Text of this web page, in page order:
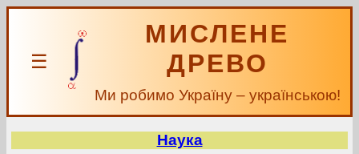
☰
МИСЛЕНЕ
ДРЕВО
Ми робимо Україну – українською!
Наука